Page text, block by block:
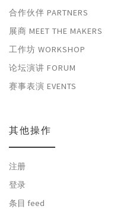
合作伙伴 PARTNERS
展商 MEET THE MAKERS
工作坊 WORKSHOP
论坛演讲 FORUM
赛事表演 EVENTS
其他操作
注册
登录
条目 feed